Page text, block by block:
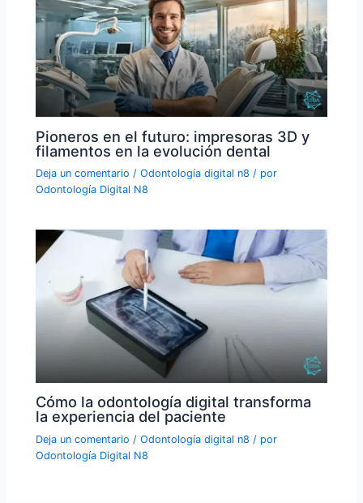
Pioneros en el futuro: impresoras 3D y
filamentos en la evolución dental
Deja un comentario /Odontología digital n8 / por
Odontología Digital N8
Cómo la odontología digital transforma
la experiencia del paciente
Deja un comentario /Odontología digital n8 / por
Odontología Digital N8